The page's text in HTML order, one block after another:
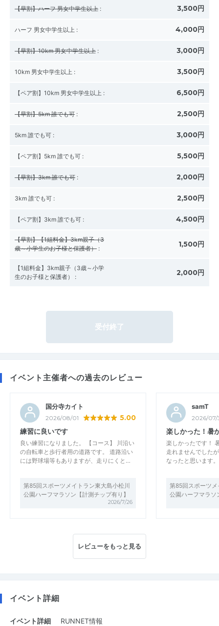
【早割】ハーフ 男女中学生以上 : 3,500円
ハーフ 男女中学生以上 : 4,000円
【早割】10km 男女中学生以上 : 3,000円
10km 男女中学生以上 : 3,500円
【ペア割】10km 男女中学生以上 : 6,500円
【早割】5km 誰でも可 : 2,500円
5km 誰でも可 : 3,000円
【ペア割】5km 誰でも可 : 5,500円
【早割】3km 誰でも可 : 2,000円
3km 誰でも可 : 2,500円
【ペア割】3km 誰でも可 : 4,500円
【早割】【1組料金】3km親子（3
歳～小学生のお子様と保護者） : 1,500円
【1組料金】3km親子（3歳～小学
生のお子様と保護者） : 2,000円
受付終了
イベント主催者への過去のレビュー
国分寺カイト
2026/08/01 5.00
練習に良いです
良い練習になりました。 【コース】 川沿い
の自転車と歩行者用の道路です。 道路沿い
には野球場等もありますが、走りにくと…
第85回スポーツメイトラン東大島小松川
公園ハーフマラソン【計測チップ有り】
2026/7/26
samT
2026/07/
楽しかった！暑
楽しかったです！
走れませんでした
なったと思います。
第85回スポーツ
公園ハーフマラソ
レビューをもっと見る
イベント詳細
イベント詳細 RUNNET情報